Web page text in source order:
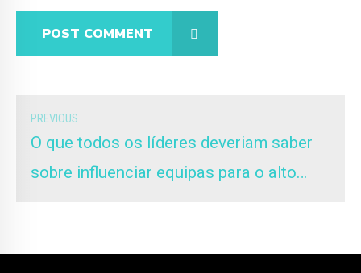
POST COMMENT
PREVIOUS
O que todos os líderes deveriam saber
sobre influenciar equipas para o alto